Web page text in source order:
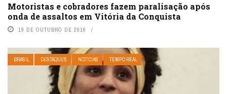
Motoristas e cobradores fazem paralisação após
onda de assaltos em Vitória da Conquista
19 DE OUTUBRO DE 2016
BRASIL DESTAQUES NOTÍCIAS TEMPO REAL